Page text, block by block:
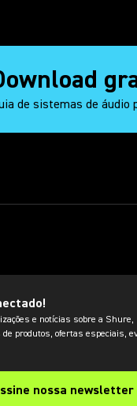
de sistemas de áudio
e notícias sobre a Shure,
produtos, ofertas especiais,
nossa newsletter